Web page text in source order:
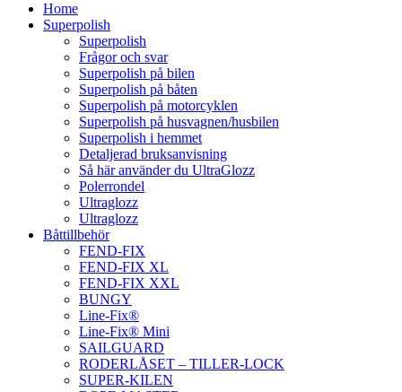
Home
Superpolish
Superpolish
Frågor och svar
Superpolish på bilen
Superpolish på båten
Superpolish på motorcyklen
Superpolish på husvagnen/husbilen
Superpolish i hemmet
Detaljerad bruksanvisning
Så här använder du UltraGlozz
Polerrondel
Ultraglozz
Ultraglozz
Båttillbehör
FEND-FIX
FEND-FIX XL
FEND-FIX XXL
BUNGY
Line-Fix®
Line-Fix® Mini
SAILGUARD
RODERLÅSET – TILLER-LOCK
SUPER-KILEN